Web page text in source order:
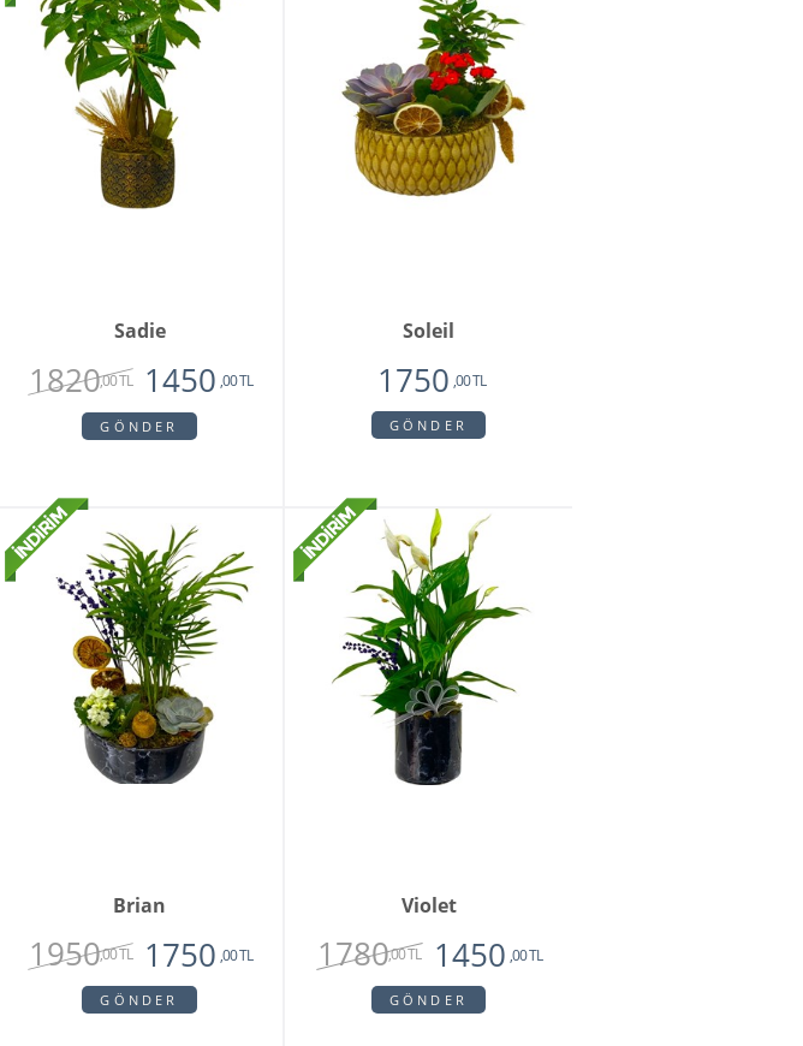
Sadie
1820,00 TL 1450 ,00 TL
GÖNDER
Soleil
1750 ,00 TL
GÖNDER
Brian
1950,00 TL 1750 ,00 TL
GÖNDER
Violet
1780,00 TL 1450 ,00 TL
GÖNDER